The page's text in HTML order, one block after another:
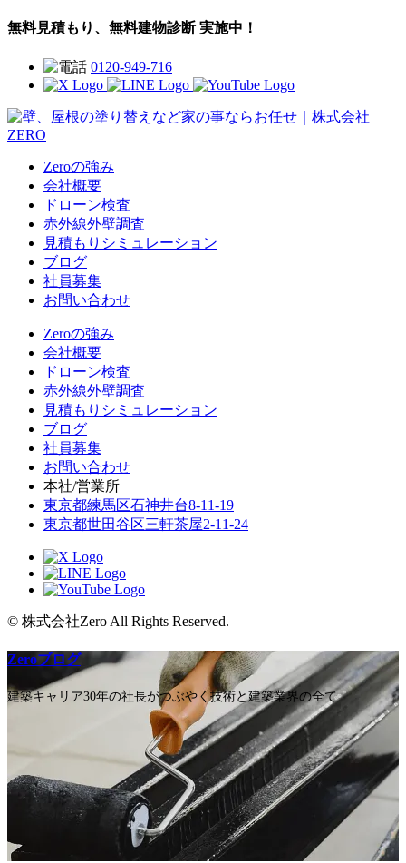
無料見積もり、無料建物診断 実施中！
0120-949-716
Zeroの強み
会社概要
ドローン検査
赤外線外壁調査
見積もりシミュレーション
ブログ
社員募集
お問い合わせ
Zeroの強み
会社概要
ドローン検査
赤外線外壁調査
見積もりシミュレーション
ブログ
社員募集
お問い合わせ
本社/営業所
東京都練馬区石神井台8-11-19
東京都世田谷区三軒茶屋2-11-24
© 株式会社Zero All Rights Reserved.
Zeroブログ
建築キャリア30年の社長がつぶやく技術と建築業界の全て